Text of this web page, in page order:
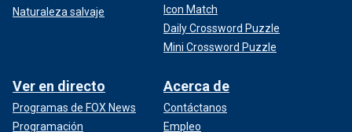
Naturaleza salvaje
Icon Match
Daily Crossword Puzzle
Mini Crossword Puzzle
Ver en directo
Programas de FOX News
Programación
Acerca de
Contáctanos
Empleo